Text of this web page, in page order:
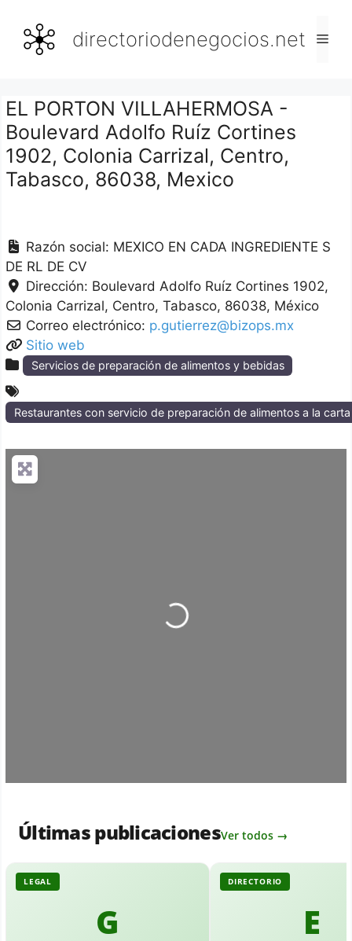
contenido
directoriodenegocios.net
EL PORTON VILLAHERMOSA -
Boulevard Adolfo Ruíz Cortines
1902, Colonia Carrizal, Centro,
Tabasco, 86038, Mexico
Razón social: MEXICO EN CADA INGREDIENTE S
DE RL DE CV
Dirección: Boulevard Adolfo Ruíz Cortines 1902,
Colonia Carrizal Centro Tabasco 86038 México
Correo electrónico: p.gutierrez@bizops.mx
Sitio web
Servicios de preparación de alimentos y bebidas
Restaurantes con servicio de preparación de alimentos a la
Loading...
Últimas publicacionesVer todos →
G
LEGAL
E
DIRECTORIO